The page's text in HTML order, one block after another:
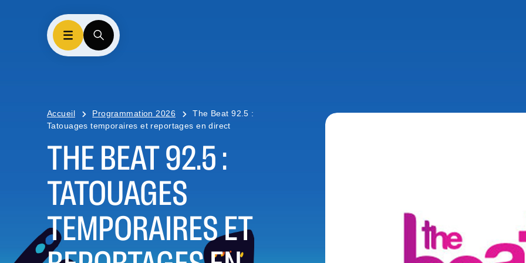
Accueil Programmation 2026
The Beat 92.5 :
Tatouages temporaires et reportages en direct
THE BEAT 92.5 :
TATOUAGES
TEMPORAIRES ET